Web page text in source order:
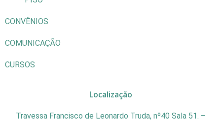
CONVÊNIOS
COMUNICAÇÃO
CURSOS
Localização
Travessa Francisco de Leonardo Truda, nº40 Sala 51. –